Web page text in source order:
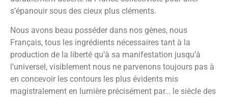
s’épanouir sous des cieux plus cléments.
Nous avons beau posséder dans nos gènes, nous
Français, tous les ingrédients nécessaires tant à la
production de la liberté qu’à sa manifestation jusqu’à
l’universel, visiblement nous ne parvenons toujours pas à
en concevoir les contours les plus évidents mis
magistralement en lumière précisément par… le siècle des